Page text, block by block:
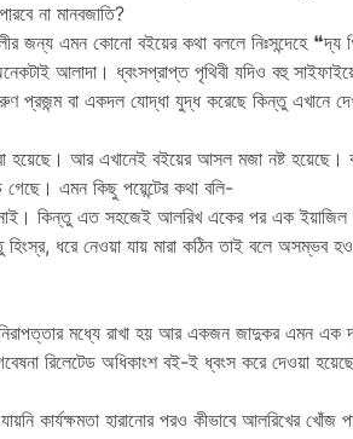
না মানবজাতি?
জন্য এমন কোনো বইয়ের কথা বললে নিঃসন্দেহে
আলাদা। ধ্বংসপ্রাপ্ত পৃথিবী যদিও বহু
বা একদল যোদ্ধা যুদ্ধ করেছে কিন্তু এখানে
হয়েছে। আর এখানেই বইয়ের আসল মজা নষ্ট হয়েছে।
এমন কিছু পয়েন্টের কথা বলি-
নাই। কিন্তু এত সহজেই আলরিখ একের পর এক ইয়াজিল
ধরে নেওয়া যায় মারা কঠিন তাই বলে অসম্ভব
নিরাপত্তার মধ্যে রাখা হয় আর একজন জাদুকর এমন এক
রিলেটেড অধিকাংশ বই-ই ধ্বংস করে দেওয়া
কার্যক্ষমতা হারানোর পরও কীভাবে আলরিখের খোঁজ